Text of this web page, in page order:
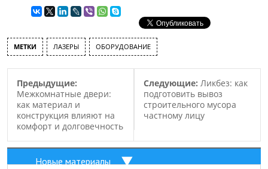
МЕТКИ ЛАЗЕРЫ ОБОРУДОВАНИЕ
Предыдущие:
Межкомнатные двери:
как материал и
конструкция влияют на
комфорт и долговечность
Следующие: Ликбез: как
подготовить вывоз
строительного мусора
частному лицу
Новые материалы